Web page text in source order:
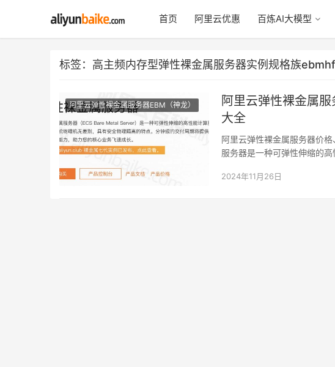
首页 阿里云优惠 百炼AI大模型
标签：高主频内存型弹性裸金属服务器实例规格族
阿里云弹性裸金属服务器EBM（神龙）
阿里云弹性裸金属
大全
阿里云弹性裸金属服务器价
服务器是一种可弹性伸缩的
2024年11月26日